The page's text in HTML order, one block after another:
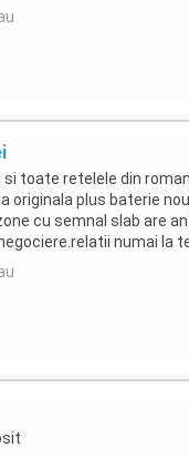
si toate retelele din
originala plus baterie
cu semnal slab are
numai la